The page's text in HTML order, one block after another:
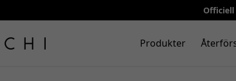
Produkter